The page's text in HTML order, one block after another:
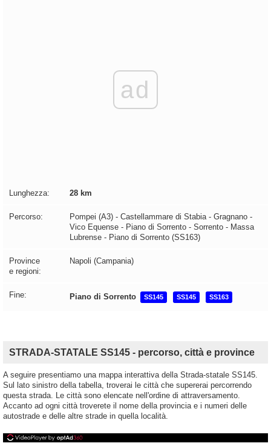
ad
Lunghezza: 28 km
Percorso:
Pompei (A3) - Castellammare di Stabia - Gragnano -
Vico Equense - Piano di Sorrento - Sorrento - Massa
Lubrense - Piano di Sorrento (SS163)
Province
e regioni:
Napoli (Campania)
Fine: Piano di Sorrento SS145 SS145 SS163
STRADA-STATALE SS145 - percorso, città e province
A seguire presentiamo una mappa interattiva della Strada-statale SS145.
Sul lato sinistro della tabella, troverai le città che supererai percorrendo
questa strada. Le città sono elencate nell'ordine di attraversamento.
Accanto ad ogni città troverete il nome della provincia e i numeri delle
autostrade e delle altre strade in quella località.